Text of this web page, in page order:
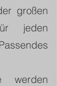
großen
jeden
werden